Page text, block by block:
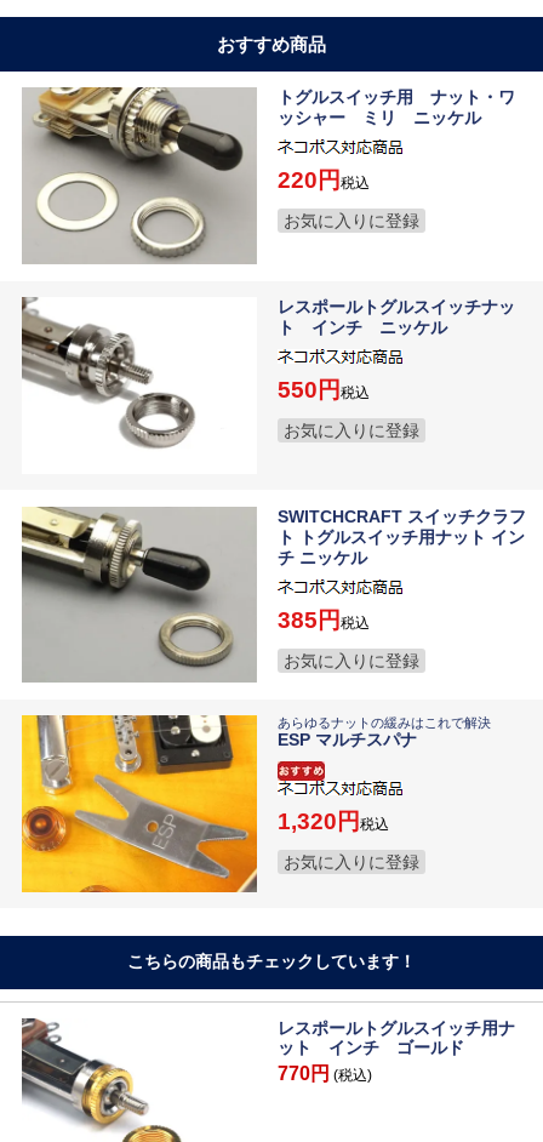
おすすめ商品
トグルスイッチ用 ナット・ワ
ッシャー ミリ ニッケル
220 税込
お気に入りに登録
レスポールトグルスイッチナッ
ト インチ ニッケル
550 税込
お気に入りに登録
SWITCHCRAFT スイッチクラフ
ト トグルスイッチ用ナット イン
チ ニッケル
385 税込
お気に入りに登録
あらゆるナットの緩みはこれで解決
ESP マルチスパナ
1,320 税込
お気に入りに登録
こちらの商品もチェックしています！
レスポールトグルスイッチ用ナ
ット インチ ゴールド
770円 (税込)